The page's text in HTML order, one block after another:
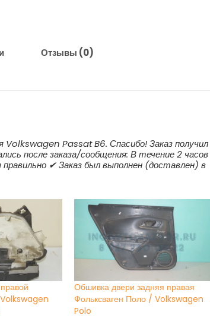
Отзывы (0)
Volkswagen Passat B6. Спасибо! Заказ получил
после заказа/сообщения: В течение 2
✔ Заказ был выполнен (доставлен) в
Обшивка двери задняя правая
Фольксваген Поло / Volkswagen
Polo